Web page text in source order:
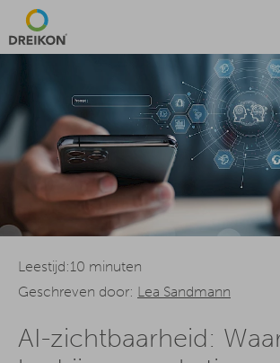
Leestijd:10 minuten
Geschreven door: Lea Sandmann
AI-zichtbaarheid:
OverzichtSEO vs. AI SEONo-Gos